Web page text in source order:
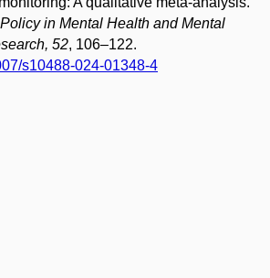
in Mental Health and Mental
52, 106–122.
s10488-024-01348-4